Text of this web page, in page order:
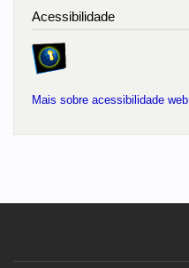
Acessibilidade
Mais sobre acessibilidade web